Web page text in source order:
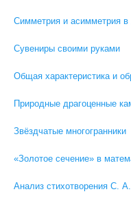
Симметрия и асимметрия в
Сувениры своими руками
Общая характеристика и
Природные драгоценные
Звёздчатые многогранники
«Золотое сечение» в
Анализ стихотворения С.